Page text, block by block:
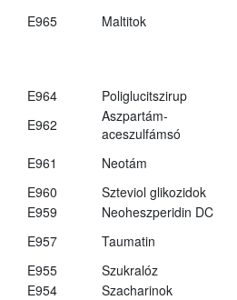
E965 Maltitok
E964 Poliglucitszirup
E962
Aszpartám-
aceszulfámsó
E961
Neotám
E960
Szteviol glikozidok
E959
Neoheszperidin DC
E957
Taumatin
E955
Szukralóz
E954
Szacharinok